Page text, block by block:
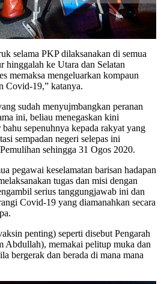
selama PKP dilaksanakan di semua
hinggalah ke Utara dan Selatan
memaksa mengeluarkan kompaun
Covid-19,” katanya.
sudah menyujmbangkan peranan
ini, beliau menegaskan kini
sepenuhnya kepada rakyat yang
sempadan negeri selepas ini
sehingga 31 Ogos 2020.
pegawai keselamatan barisan hadapan
tugas dan misi dengan
serius tanggungjawab ini dan
Covid-19 yang diamanahkan secara
penting) seperti disebut Pengarah
Abdullah), memakai pelitup muka dan
bergerak dan berada di mana mana